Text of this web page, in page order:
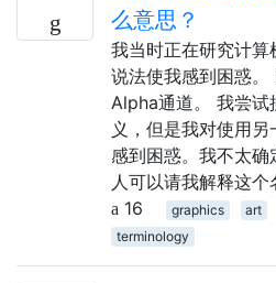
么意思？
我当时正在研究计
说法使我感到困惑
Alpha通道。 我尝试
义，但是我对使用另
感到困惑。我不太
人可以请我解释这个
16
graphics art
terminology